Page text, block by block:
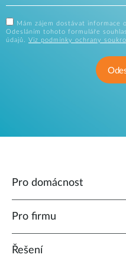
Mám zájem dostávat informace
Odesláním tohoto formuláře
údajů. Viz podmínky ochrany
Pro domácnost
Pro firmu
Řešení